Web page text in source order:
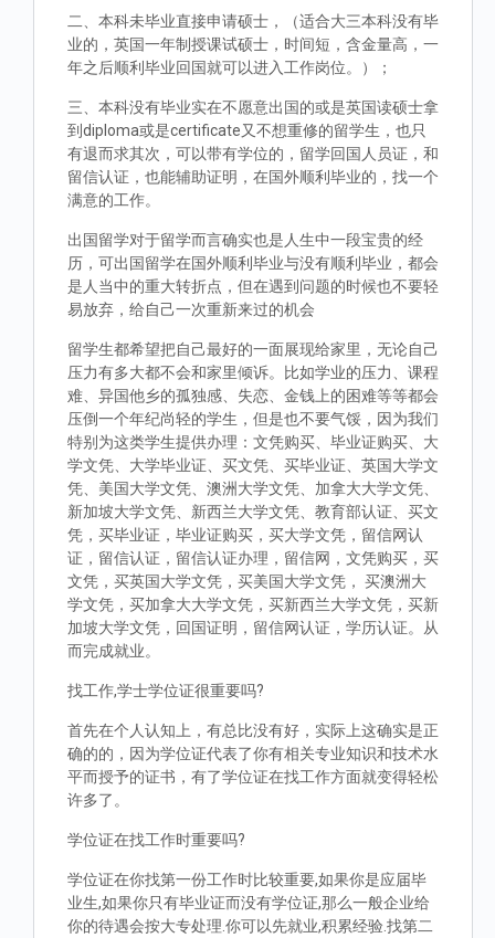
二、本科未毕业直接申请硕士，（适合大三本科没有毕
业的，英国一年制授课试硕士，时间短，含金量高，一
年之后顺利毕业回国就可以进入工作岗位。）；
三、本科没有毕业实在不愿意出国的或是英国读硕士拿
到diploma或是certificate又不想重修的留学生，也只
有退而求其次，可以带有学位的，留学回国人员证，和
留信认证，也能辅助证明，在国外顺利毕业的，找一个
满意的工作。
出国留学对于留学而言确实也是人生中一段宝贵的经
历，可出国留学在国外顺利毕业与没有顺利毕业，都会
是人当中的重大转折点，但在遇到问题的时候也不要轻
易放弃，给自己一次重新来过的机会
留学生都希望把自己最好的一面展现给家里，无论自己
压力有多大都不会和家里倾诉。比如学业的压力、课程
难、异国他乡的孤独感、失恋、金钱上的困难等等都会
压倒一个年纪尚轻的学生，但是也不要气馁，因为我们
特别为这类学生提供办理：文凭购买、毕业证购买、大
学文凭、大学毕业证、买文凭、买毕业证、英国大学文
凭、美国大学文凭、澳洲大学文凭、加拿大大学文凭、
新加坡大学文凭、新西兰大学文凭、教育部认证、买文
凭，买毕业证，毕业证购买，买大学文凭，留信网认
证，留信认证，留信认证办理，留信网，文凭购买，买
文凭，买英国大学文凭，买美国大学文凭， 买澳洲大
学文凭，买加拿大大学文凭，买新西兰大学文凭，买新
加坡大学文凭，回国证明，留信网认证，学历认证。从
而完成就业。
找工作,学士学位证很重要吗?
首先在个人认知上，有总比没有好，实际上这确实是正
确的的，因为学位证代表了你有相关专业知识和技术水
平而授予的证书，有了学位证在找工作方面就变得轻松
许多了。
学位证在找工作时重要吗?
学位证在你找第一份工作时比较重要,如果你是应届毕
业生,如果你只有毕业证而没有学位证,那么一般企业给
你的待遇会按大专处理.你可以先就业,积累经验.找第二